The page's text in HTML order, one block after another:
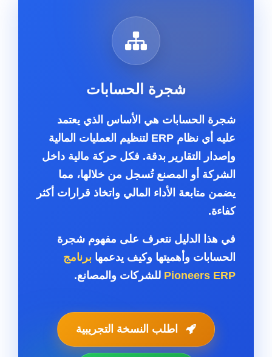
شجرة الحسابات
شجرة الحسابات هي الأساس الذي يعتمد
عليه أي نظام ERP لتنظيم العمليات المالية
وإصدار التقارير بدقة. فكل حركة مالية داخل
الشركة أو المصنع تُسجل من خلالها، مما
يضمن متابعة الأداء المالي واتخاذ قرارات أكثر
كفاءة.
في هذا الدليل نتعرف على مفهوم شجرة
الحسابات وأهميتها وكيف يدعمها برنامج
Pioneers ERP للشركات والمصانع.
اطلب النسخة التجريبية